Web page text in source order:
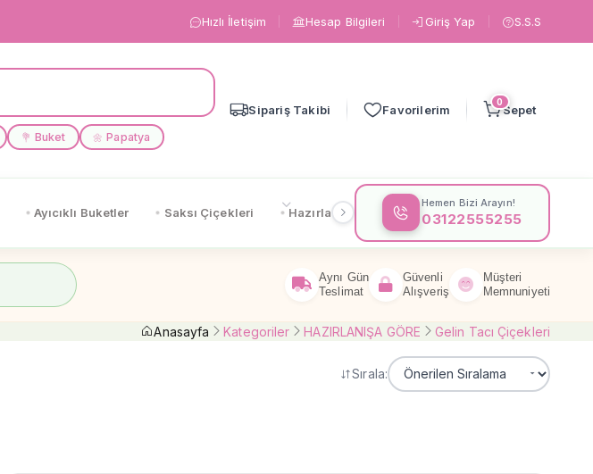
Hızlı İletişim Hesap Bilgileri Giriş Yap S.S.S
💐 Buket 🌼 Papatya
Sipariş Takibi Favorilerim
0
Sepet
Ayıcıklı Buketler Saksı Çiçekleri Hazırlanışa Göre Çiçeklere Göre
Hemen Bizi Arayın!
03122555255
Aynı Gün
Teslimat
Güvenli
Alışveriş
Müşteri
Memnuniyeti
Anasayfa Kategoriler HAZIRLANIŞA GÖRE Gelin Tacı Çiçekleri
Sırala: